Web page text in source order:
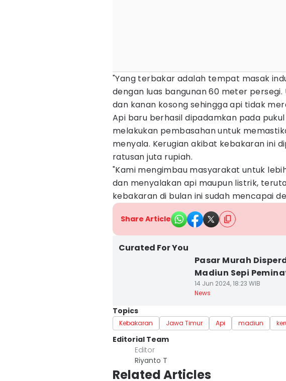
"Yang terbakar adalah tempat masak
dengan luas bangunan 60 meter persegi.
dan kanan kosong sehingga api tidak
Api baru berhasil dipadamkan pada pukul
melakukan pembasahan untuk
menyala. Kerugian akibat kebakaran ini
ratusan juta rupiah.
"Kami mengimbau masyarakat untuk
dan menyalakan api maupun listrik,
kebakaran di bulan ini sudah mencapai
Share Article
Curated For You
Pasar Murah
Madiun Sepi
14 Jun 2024, 18:23 WIB
News
Topics
Kebakaran Jawa Timur Api madiun
Editorial Team
Editor
Riyanto T
Related Articles